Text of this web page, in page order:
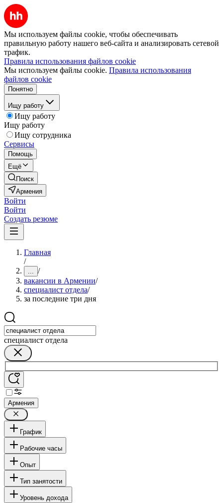
Мы используем файлы cookie, чтобы обеспечивать
правильную работу нашего веб-сайта и анализировать сетевой
трафик.
Правила использования файлов cookie
Мы используем файлы cookie. Правила использования
файлов cookie
Понятно
Ищу работу
Ищу работу
Ищу работу
Ищу сотрудника
Сервисы
Помощь
Ещё
Поиск
Армения
Войти
Войти
Создать резюме
Главная
/
... /
вакансии в Армении/
специалист отдела/
за последние три дня
специалист отдела
Армения
График
Рабочие часы
Опыт
Тип занятости
Уровень дохода